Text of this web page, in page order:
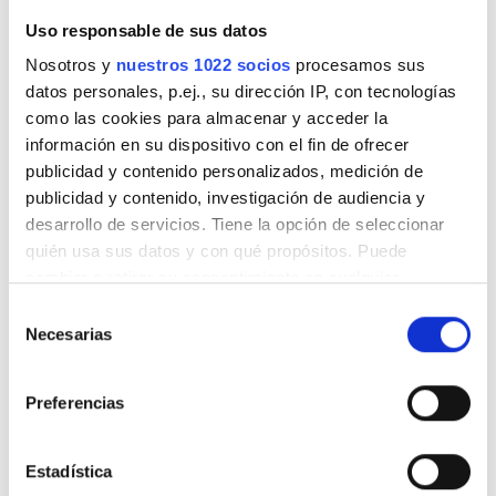
Uso responsable de sus datos
Nosotros y nuestros 1022 socios procesamos sus
datos personales, p.ej., su dirección IP, con tecnologías
como las cookies para almacenar y acceder la
información en su dispositivo con el fin de ofrecer
publicidad y contenido personalizados, medición de
publicidad y contenido, investigación de audiencia y
desarrollo de servicios. Tiene la opción de seleccionar
quién usa sus datos y con qué propósitos. Puede
el Menú de consentimiento.
Recopilar información sobre su ubicación
metros
Necesarias
Preferencias
Estadística
Chief Doctor